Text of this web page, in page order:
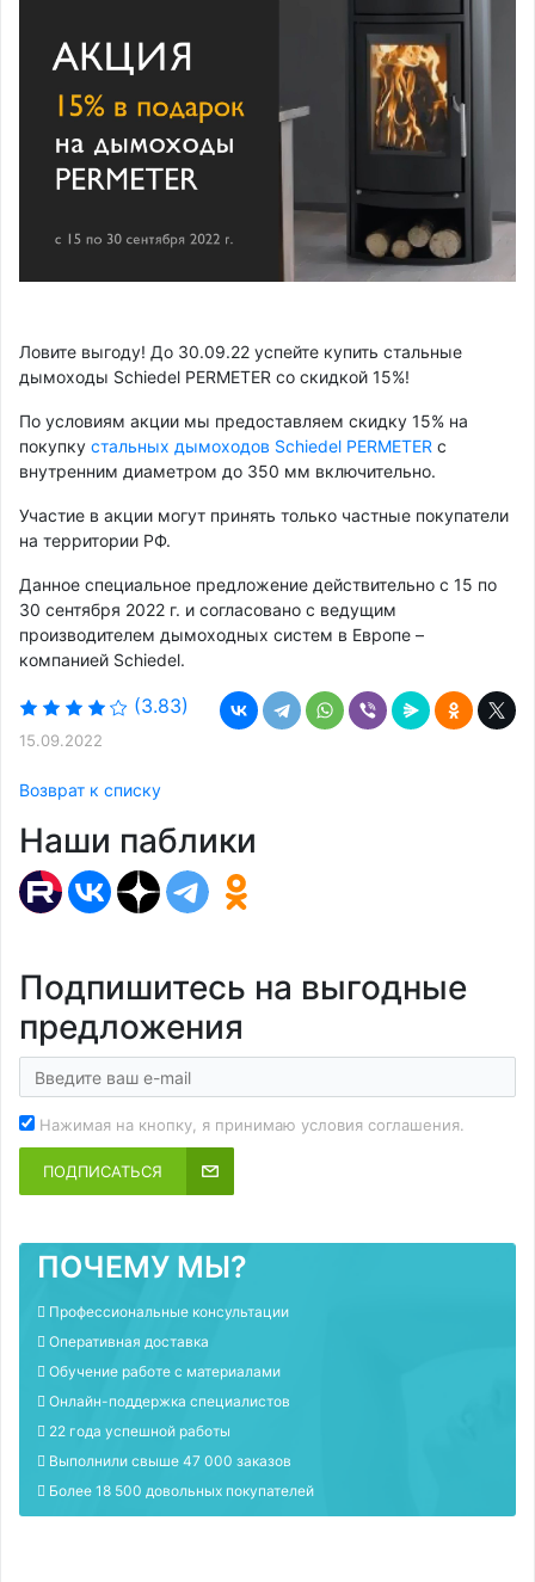
Ловите выгоду! До 30.09.22 успейте купить стальные
дымоходы Schiedel PERMETER со скидкой 15%!
По условиям акции мы предоставляем скидку 15% на
покупку стальных дымоходов Schiedel PERMETER с
внутренним диаметром до 350 мм включительно.
Участие в акции могут принять только частные покупатели
на территории РФ.
Данное специальное предложение действительно с 15 по
30 сентября 2022 г. и согласовано с ведущим
производителем дымоходных систем в Европе –
компанией Schiedel.
(3.83)
15.09.2022
Возврат к списку
Наши паблики
Подпишитесь на выгодные
предложения
Нажимая на кнопку, я принимаю условия соглашения.
ПОДПИСАТЬСЯ
ПОЧЕМУ МЫ?
Профессиональные консультации
Оперативная доставка
Обучение работе с материалами
Онлайн-поддержка специалистов
22 года успешной работы
Выполнили свыше 47 000 заказов
Более 18 500 довольных покупателей